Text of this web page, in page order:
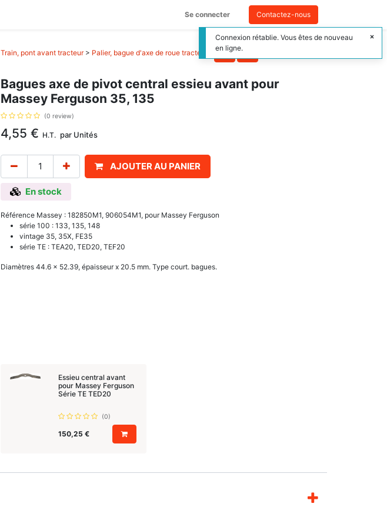
Se connecter Contactez-nous
Train, pont avant tracteur> Palier, bague d'axe de roue tracteur
Bagues axe de pivot central essieu avant pour
Massey Ferguson 35, 135
(0 review)
4,55 € H.T. par Unités
AJOUTER AU PANIER
En stock
Référence Massey : 182850M1, 906054M1, pour Massey Ferguson
série 100 : 133, 135, 148
vintage 35, 35X, FE35
série TE : TEA20, TED20, TEF20
Diamètres 44.6 x 52.39, épaisseur x 20.5 mm. Type court. bagues.
Essieu central avant
pour Massey Ferguson
Série TE TED20
(0)
150,25 €
Connexion rétablie. Vous êtes de nouveau
en ligne.